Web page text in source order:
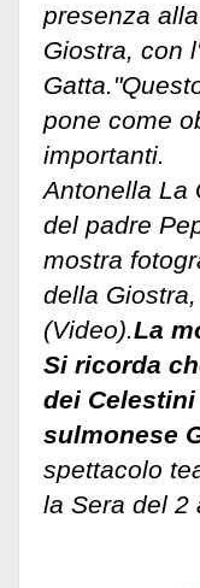
presenza
Giostra, con
pone come
importanti.
Antonella La
del padre
mostra
della
(Video).La
Si ricorda
dei
sulmonese
spettacolo
la Sera del 2